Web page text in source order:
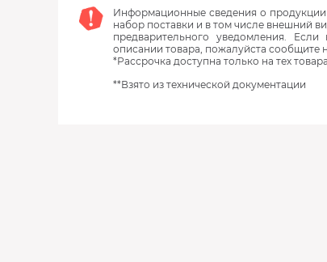
Информационные сведения о продукции
набор поставки и в том числе внешний
предварительного уведомления.
описании товара, пожалуйста сообщите
*Рассрочка доступна только на тех
**Взято из технической документации